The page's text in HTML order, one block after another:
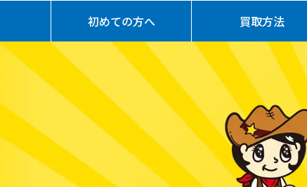
初めての方へ 買取方法